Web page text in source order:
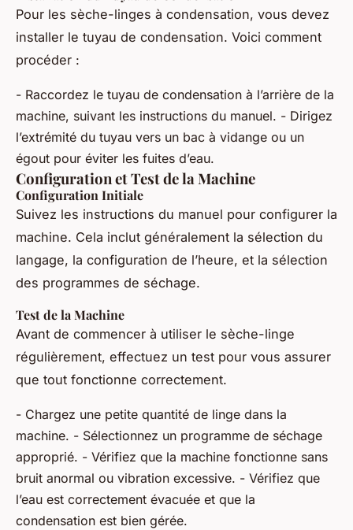
Pour les sèche-linges à condensation, vous devez
installer le tuyau de condensation. Voici comment
procéder :
- Raccordez le tuyau de condensation à l’arrière de la
machine, suivant les instructions du manuel. - Dirigez
l’extrémité du tuyau vers un bac à vidange ou un
égout pour éviter les fuites d’eau.
Configuration et Test de la Machine
Configuration Initiale
Suivez les instructions du manuel pour configurer la
machine. Cela inclut généralement la sélection du
langage, la configuration de l’heure, et la sélection
des programmes de séchage.
Test de la Machine
Avant de commencer à utiliser le sèche-linge
régulièrement, effectuez un test pour vous assurer
que tout fonctionne correctement.
- Chargez une petite quantité de linge dans la
machine. - Sélectionnez un programme de séchage
approprié. - Vérifiez que la machine fonctionne sans
bruit anormal ou vibration excessive. - Vérifiez que
l’eau est correctement évacuée et que la
condensation est bien gérée.